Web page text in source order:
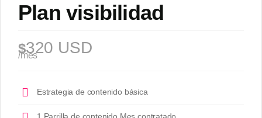
Plan visibilidad
$320 USD
/mes
Estrategia de contenido básica